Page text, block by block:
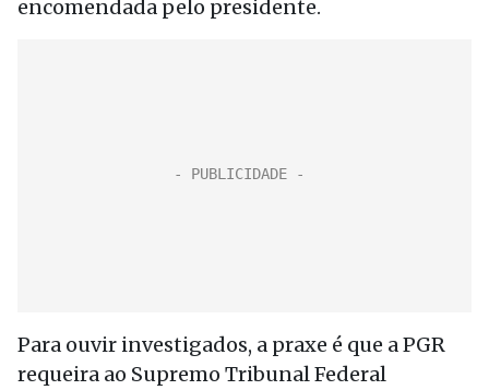
encomendada pelo presidente.
Para ouvir investigados, a praxe é que a PGR
requeira ao Supremo Tribunal Federal